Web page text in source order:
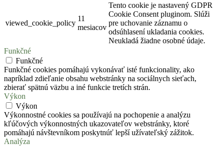
viewed_cookie_policy
11
mesiacov
Tento cookie je nastavený GDPR
Cookie Consent pluginom. Slúži
pre uchovanie záznamu o
odsúhlasení ukladania cookies.
Neukladá žiadne osobné údaje.
Funkčné
Funkčné
Funkčné cookies pomáhajú vykonávať isté funkcionality, ako
napríklad zdieľanie obsahu webstránky na sociálnych sieťach,
zbierať spätnú väzbu a iné funkcie tretích strán.
Výkon
Výkon
Výkonnostné cookies sa používajú na pochopenie a analýzu
kľúčových výkonnostných ukazovateľov webstránky, ktoré
pomáhajú návštevníkom poskytnúť lepší užívateľský zážitok.
Analýza